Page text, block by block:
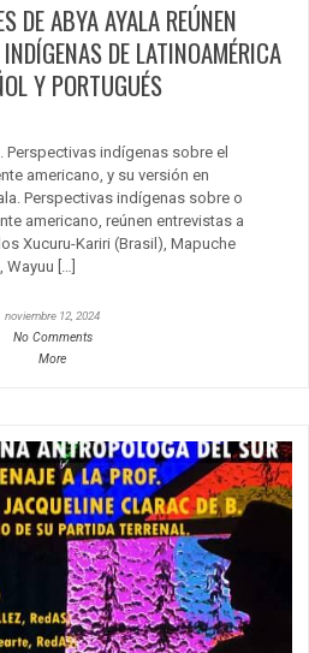
DE ABYA AYALA REÚNEN
DE LATINOAMÉRICA
Y PORTUGUÉS
Perspectivas indígenas sobre el
americano, y su versión en
Perspectivas indígenas sobre o
americano, reúnen entrevistas a
Xucuru-Kariri (Brasil), Mapuche
[…]
noviembre 12, 2024
No Comments
More